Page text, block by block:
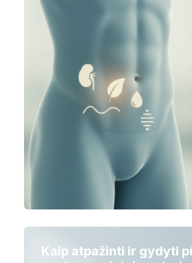
Kaip atpažinti ir gydyti